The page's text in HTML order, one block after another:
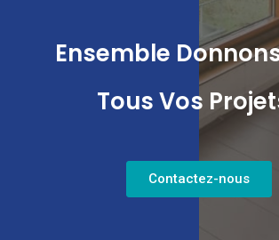
Ensemble
Tous Vos
Contactez-nous